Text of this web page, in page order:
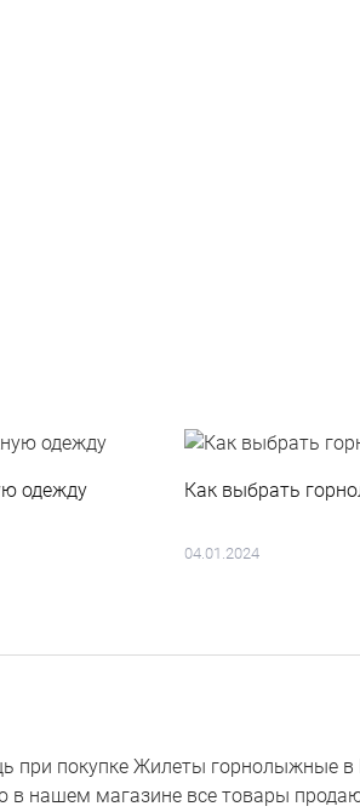
одежду Как выбрать
04.01.2024
покупке Жилеты горнолыжные в
в нашем магазине все товары